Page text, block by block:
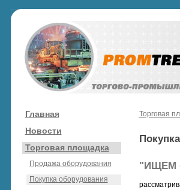
Главная
Новости
Торговая площадка
Продажа оборудования
Покупка оборудования
Торговая
"ИЩЕМ